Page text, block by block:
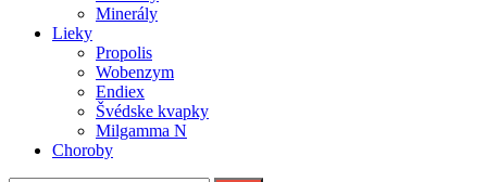
Minerály
Lieky
Propolis
Wobenzym
Endiex
Švédske kvapky
Milgamma N
Choroby